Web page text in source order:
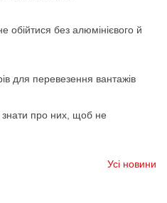
обійтися без алюмінієвого й
для перевезення вантажів
знати про них, щоб не
Усі новини